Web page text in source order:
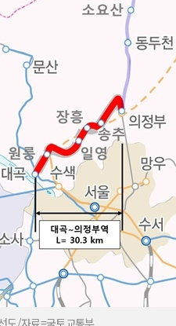
도/자료=국토교통부